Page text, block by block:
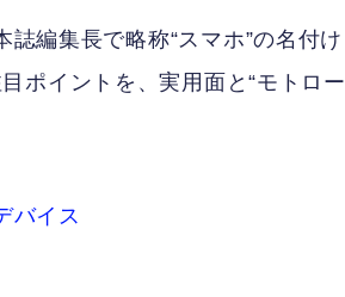
編集長で略称“スマホ”の名付け
ポイントを、実用面と“モトロー
バイス